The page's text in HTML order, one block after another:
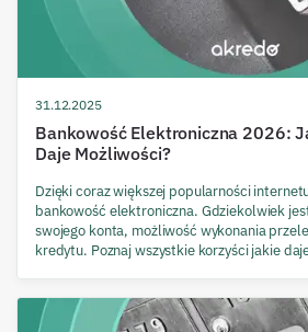
31.12.2025
Bankowość Elektroniczna 2026:
Daje Możliwości?
Dzięki coraz większej popularności
bankowość elektroniczna. Gdziekolwiek
swojego konta, możliwość wykonania
kredytu. Poznaj wszystkie korzyści jakie